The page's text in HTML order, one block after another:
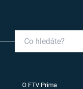
O FTV Prima